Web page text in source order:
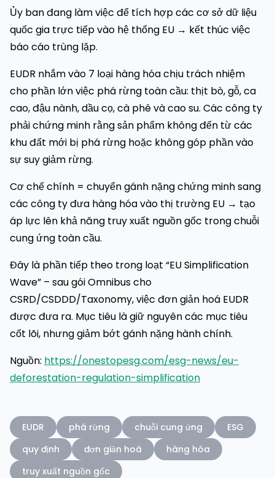
Ủy ban đang làm việc để tích hợp các cơ sở dữ liệu
quốc gia trực tiếp vào hệ thống EU → kết thúc việc
báo cáo trùng lặp.
EUDR nhắm vào 7 loại hàng hóa chịu trách nhiệm
cho phần lớn việc phá rừng toàn cầu: thịt bò, gỗ, ca
cao, đậu nành, dầu cọ, cà phê và cao su. Các công ty
phải chứng minh rằng sản phẩm không đến từ các
khu đất mới bị phá rừng hoặc không góp phần vào
sự suy giảm rừng.
Cơ chế chính = chuyển gánh nặng chứng minh sang
các công ty đưa hàng hóa vào thị trường EU → tạo
áp lực lên khả năng truy xuất nguồn gốc trong chuỗi
cung ứng toàn cầu.
Đây là phần tiếp theo trong loạt “EU Simplification
Wave” – sau gói Omnibus cho
CSRD/CSDDD/Taxonomy, việc đơn giản hoá EUDR
được đưa ra. Mục tiêu là giữ nguyên các mục tiêu
cốt lõi, nhưng giảm bớt gánh nặng hành chính.
Nguồn: https://onestopesg.com/esg-news/eu-
deforestation-regulation-simplification
EUDR phá rừng chuỗi cung ứng
ESG
quy định
đơn giản hoá
hàng hóa
truy xuất nguồn gốc